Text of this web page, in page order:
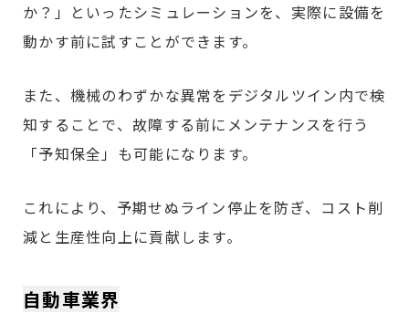
か？」といったシミュレーションを、実際に設備を
動かす前に試すことができます。
また、機械のわずかな異常をデジタルツイン内で検
知することで、故障する前にメンテナンスを行う
「予知保全」も可能になります。
これにより、予期せぬライン停止を防ぎ、コスト削
減と生産性向上に貢献します。
自動車業界